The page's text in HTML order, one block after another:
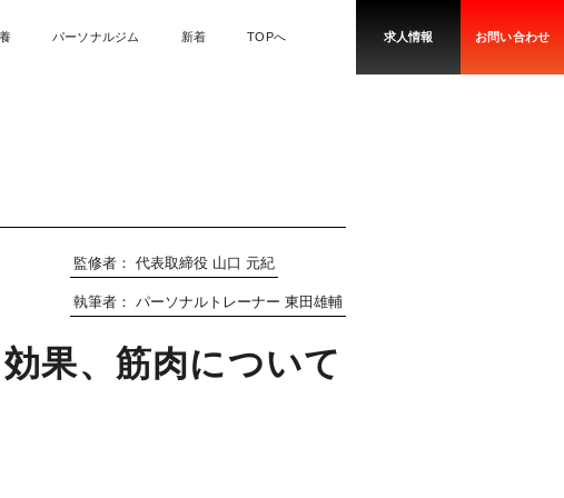
監修者：代表取締役 山口 元紀
執筆者：パーソナルトレーナー 東田雄輔
果、筋肉について
パーソナルジム 新着 TOPへ 求人情報 お問い合わせ